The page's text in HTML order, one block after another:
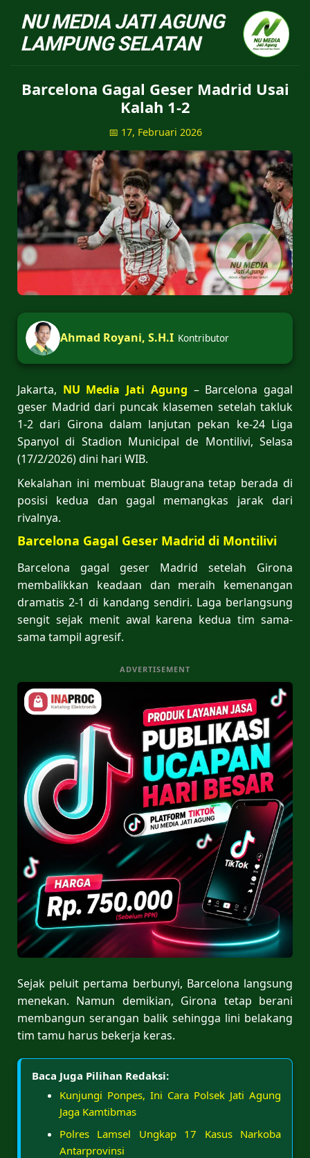
NU Jatiagung - Situs
Barcelona Gagal Geser Madrid Usai
Kalah 1-2
📅 17, Februari 2026
Ahmad Royani, S.H.I Kontributor
Jakarta, NU Media Jati Agung – Barcelona gagal
geser Madrid dari puncak klasemen setelah takluk
1-2 dari Girona dalam lanjutan pekan ke-24 Liga
Spanyol di Stadion Municipal de Montilivi, Selasa
(17/2/2026) dini hari WIB.
Kekalahan ini membuat Blaugrana tetap berada di
posisi kedua dan gagal memangkas jarak dari
rivalnya.
Barcelona Gagal Geser Madrid di Montilivi
Barcelona gagal geser Madrid setelah Girona
membalikkan keadaan dan meraih kemenangan
dramatis 2-1 di kandang sendiri. Laga berlangsung
sengit sejak menit awal karena kedua tim sama-
sama tampil agresif.
ADVERTISEMENT
Sejak peluit pertama berbunyi, Barcelona langsung
menekan. Namun demikian, Girona tetap berani
membangun serangan balik sehingga lini belakang
tim tamu harus bekerja keras.
Baca Juga Pilihan Redaksi:
Kunjungi Ponpes, Ini Cara Polsek Jati Agung
Jaga Kamtibmas
Polres Lamsel Ungkap 17 Kasus Narkoba
Antarprovinsi